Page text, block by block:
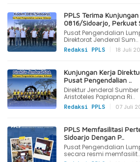
PPLS Terima
0816/Sidoarjo, Perkuat
Pusat Pengendalian
Direktorat Jenderal Sum..
Redaksi PPLS 18 Juli
Kunjungan Kerja
Pusat Pengendalian ..
Direktur Jenderal
Aristoteles Paplapna Ri..
Redaksi PPLS 07 Juli
PPLS Memfasilitasi
Sidoarjo Dengan P..
Pusat Pengendalian
secara resmi memfasilit..